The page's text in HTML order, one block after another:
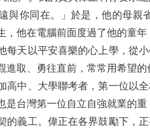
與你同在。」於是，他的母親
，他在電腦前面度過了他的童
天以平安喜樂的心上學，從小
進取、勇往直前，常常用希望
高中、大學聯考者，第一位以
是台灣第一位自立自強就業的
的義工。偉正在各界鼓勵下，